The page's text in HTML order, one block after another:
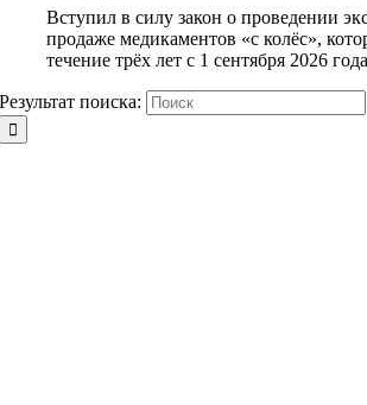
Вступил в силу закон о проведении
продаже медикаментов «с колёс»,
течение трёх лет с 1 сентября 2026
Результат поиска: